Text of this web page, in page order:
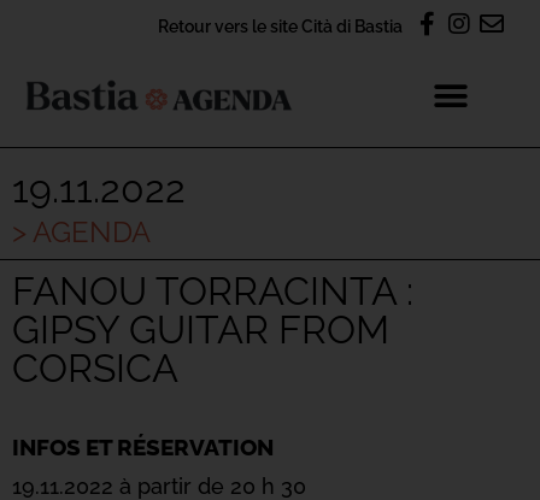
Retour vers le site Cità di Bastia
19.11.2022
> AGENDA
FANOU TORRACINTA :
GIPSY GUITAR FROM
CORSICA
INFOS ET RÉSERVATION
19.11.2022 à partir de 20 h 30